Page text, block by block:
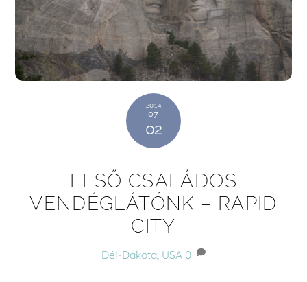
2014
07
02
ELSŐ CSALÁDOS
VENDÉGLÁTÓNK – RAPID
CITY
Dél-Dakota, USA 0